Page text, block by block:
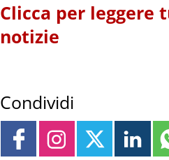
Clicca per leggere
notizie
Condividi